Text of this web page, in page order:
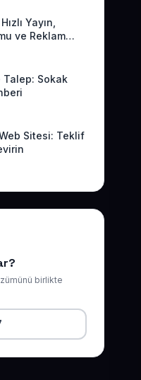
Yayın,
ve Reklam
Talep: Sokak
Sitesi: Teklif
birlikte